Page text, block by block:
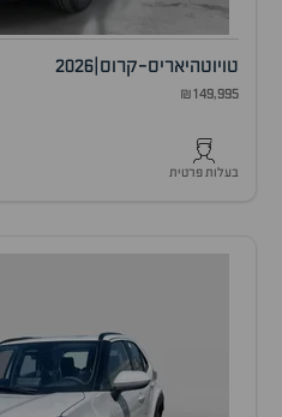
טויוטהיאריס-קרוס 2026
₪149,995
בעלות פרטית